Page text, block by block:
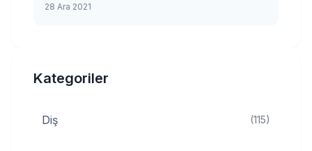
28 Ara 2021
Kategoriler
Diş (115)